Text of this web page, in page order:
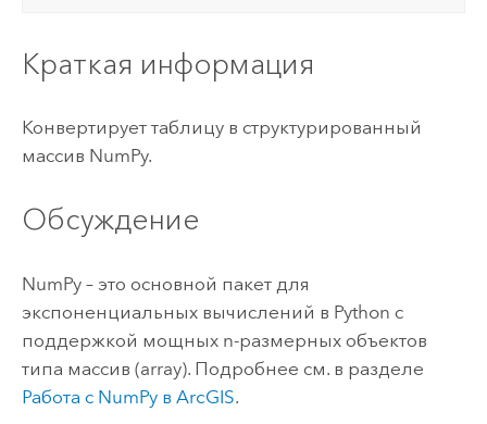
Краткая информация
Конвертирует таблицу в структурированный
массив NumPy.
Обсуждение
NumPy – это основной пакет для
экспоненциальных вычислений в Python с
поддержкой мощных n-размерных объектов
типа массив (array). Подробнее см. в разделе
Работа с NumPy в ArcGIS.